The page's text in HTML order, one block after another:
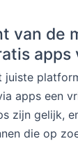
van de
apps
juiste
apps een
zijn gelijk,
die op